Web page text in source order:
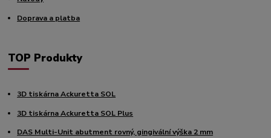
Doprava a platba
TOP Produkty
3D tiskárna Ackuretta SOL
3D tiskárna Ackuretta SOL Plus
DAS Multi-Unit abutment rovný, gingivální výška 2 mm